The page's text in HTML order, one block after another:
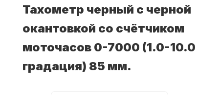
Тахометр черный с черной
окантовкой со счётчиком
моточасов 0-7000 (1.0-10.0
градация) 85 мм.